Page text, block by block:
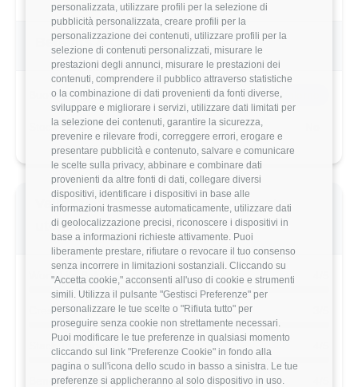
personalizzata, utilizzare profili per la selezione di
pubblicità personalizzata, creare profili per la
personalizzazione dei contenuti, utilizzare profili per la
selezione di contenuti personalizzati, misurare le
prestazioni degli annunci, misurare le prestazioni dei
contenuti, comprendere il pubblico attraverso statistiche
o la combinazione di dati provenienti da fonti diverse,
sviluppare e migliorare i servizi, utilizzare dati limitati per
la selezione dei contenuti, garantire la sicurezza,
prevenire e rilevare frodi, correggere errori, erogare e
presentare pubblicità e contenuto, salvare e comunicare
le scelte sulla privacy, abbinare e combinare dati
provenienti da altre fonti di dati, collegare diversi
dispositivi, identificare i dispositivi in base alle
informazioni trasmesse automaticamente, utilizzare dati
di geolocalizzazione precisi, riconoscere i dispositivi in
base a informazioni richieste attivamente. Puoi
liberamente prestare, rifiutare o revocare il tuo consenso
senza incorrere in limitazioni sostanziali. Cliccando su
"Accetta cookie," acconsenti all'uso di cookie e strumenti
simili. Utilizza il pulsante "Gestisci Preferenze" per
personalizzare le tue scelte o "Rifiuta tutto" per
proseguire senza cookie non strettamente necessari.
Puoi modificare le tue preferenze in qualsiasi momento
cliccando sul link "Preferenze Cookie" in fondo alla
pagina o sull'icona dello scudo in basso a sinistra. Le tue
preferenze si applicheranno al solo dispositivo in uso.
Statistiche
Campione
726 stipendi
Esperienza
1-3 anni
Vuoi comparare il tuo
stipendio?
Scopri come il tuo stipendio si posiziona
rispetto al mercato con analisi
dettagliate per ruolo, esperienza e
località.
Vai al comparatore completo